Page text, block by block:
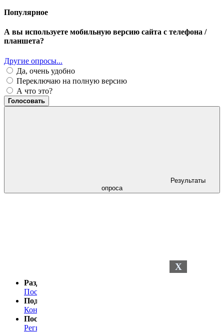
X
Популярное
А вы используете мобильную версию сайта с телефона /
планшета?
Другие опросы...
Да, очень удобно
Переключаю на полную версию
А что это?
Голосовать
Результаты
опроса
Разделы сайта
Последние новости
Поддержка
Контакты
Посетителю
Регистрация